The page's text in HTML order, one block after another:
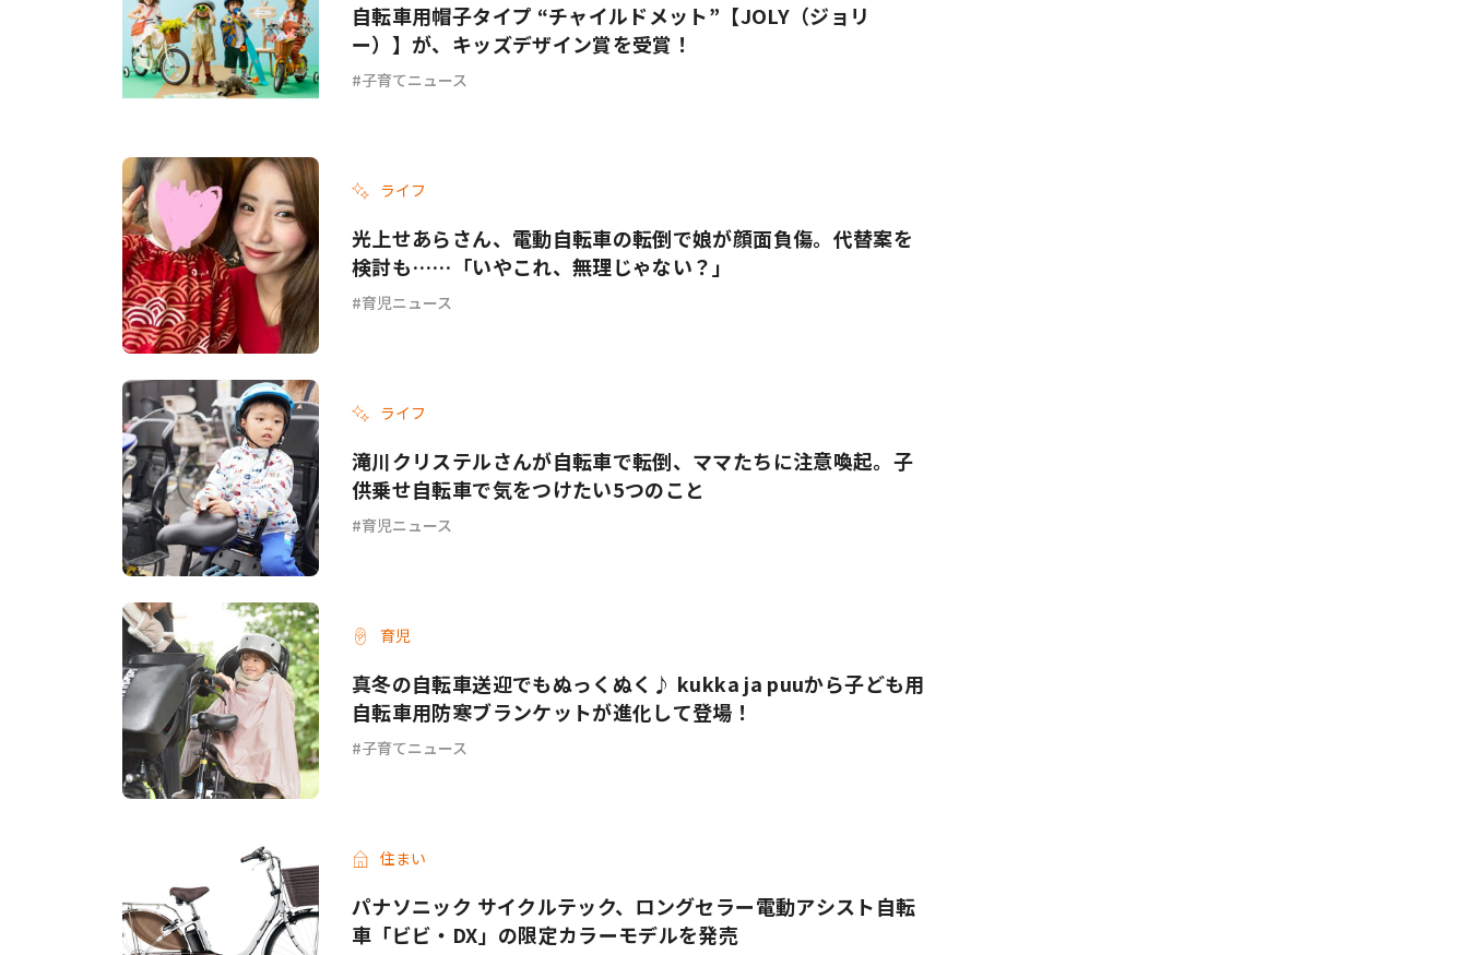
自転車用帽子タイプ “チャイルドメット”【JOLY（ジョリ
ー）】が、キッズデザイン賞を受賞！
子育てニュース
ライフ
光上せあらさん、電動自転車の転倒で娘が顔面負傷。代替案を
検討も……「いやこれ、無理じゃない？」
育児ニュース
ライフ
滝川クリステルさんが自転車で転倒、ママたちに注意喚起。子
供乗せ自転車で気をつけたい5つのこと
育児ニュース
育児
真冬の自転車送迎でもぬっくぬく♪ kukka ja puuから子ども用
自転車用防寒ブランケットが進化して登場！
子育てニュース
住まい
パナソニック サイクルテック、ロングセラー電動アシスト自転
車「ビビ・DX」の限定カラーモデルを発売